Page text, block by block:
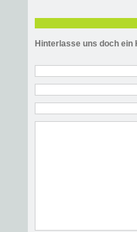
Hinterlasse uns doch ein